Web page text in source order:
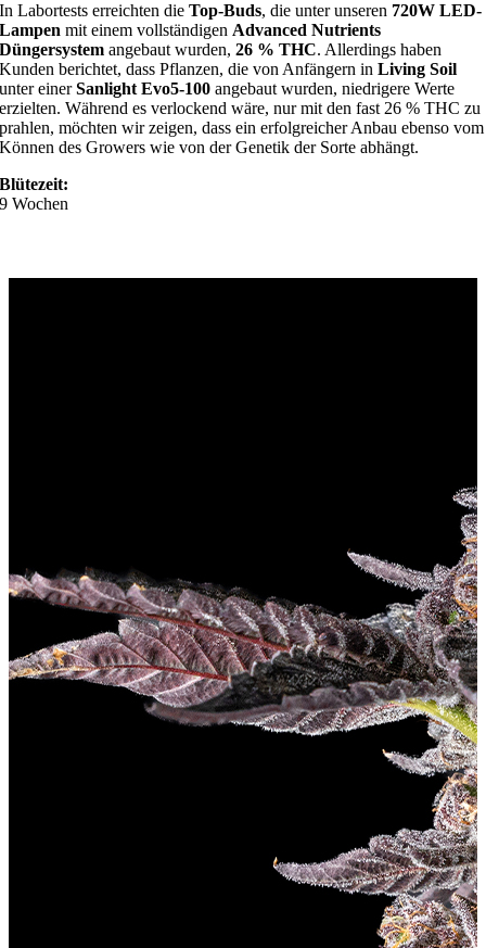
In Labortests erreichten dieTop-Buds, die unter unseren 720W LED-
Lampen mit einem vollständigen Advanced Nutrients
Düngersystem angebaut wurden,26 % THC. Allerdings haben
Kunden berichtet, dass Pflanzen, die von Anfängern inLiving Soil
unter einerSanlight Evo5-100 angebaut wurden, niedrigere Werte
erzielten. Während es verlockend wäre, nur mit den fast 26 % THC zu
prahlen, möchten wir zeigen, dass ein erfolgreicher Anbau ebenso vom
Können des Growers wie von der Genetik der Sorte abhängt.
Blütezeit:
9 Wochen